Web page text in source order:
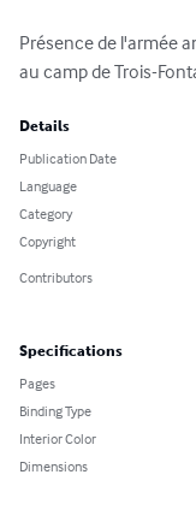
Présence de l'armée
au camp de Trois-
Details
Publication Date
Language
Category
Copyright
Contributors
Specifications
Pages
Binding Type
Interior Color
Dimensions